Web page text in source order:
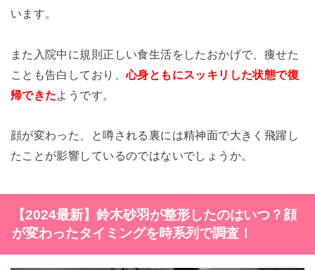
います。
また入院中に規則正しい食生活をしたおかげで、痩せた
ことも告白しており、心身ともにスッキリした状態で復
帰できたようです。
顔が変わった、と噂される裏には精神面で大きく飛躍し
たことが影響しているのではないでしょうか。
【2024最新】鈴木砂羽が整形したのはいつ？顔
が変わったタイミングを時系列で調査！